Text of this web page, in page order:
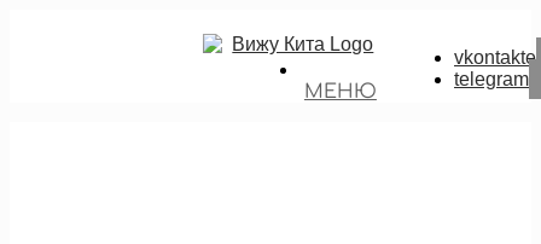
vkontakte
telegram
МЕНЮ